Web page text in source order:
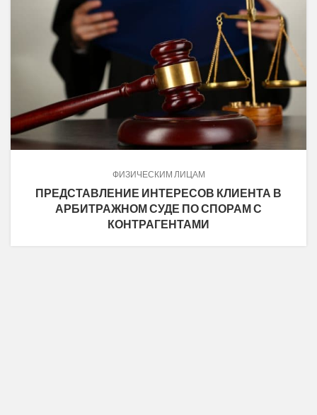
ФИЗИЧЕСКИМ ЛИЦАМ
ПРЕДСТАВЛЕНИЕ ИНТЕРЕСОВ КЛИЕНТА В
АРБИТРАЖНОМ СУДЕ ПО СПОРАМ С
КОНТРАГЕНТАМИ